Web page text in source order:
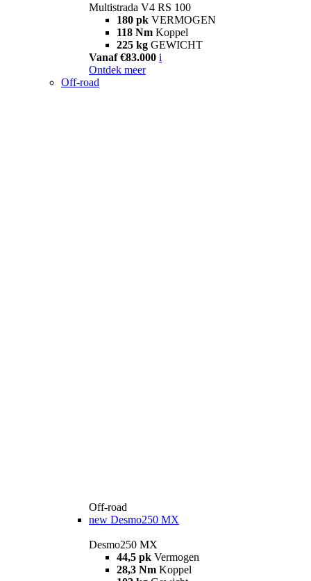
Multistrada V4 RS 100
180 pk VERMOGEN
118 Nm Koppel
225 kg GEWICHT
Vanaf €83.000 i
Ontdek meer
Off-road
Off-road
new Desmo250 MX
Desmo250 MX
44,5 pk Vermogen
28,3 Nm Koppel